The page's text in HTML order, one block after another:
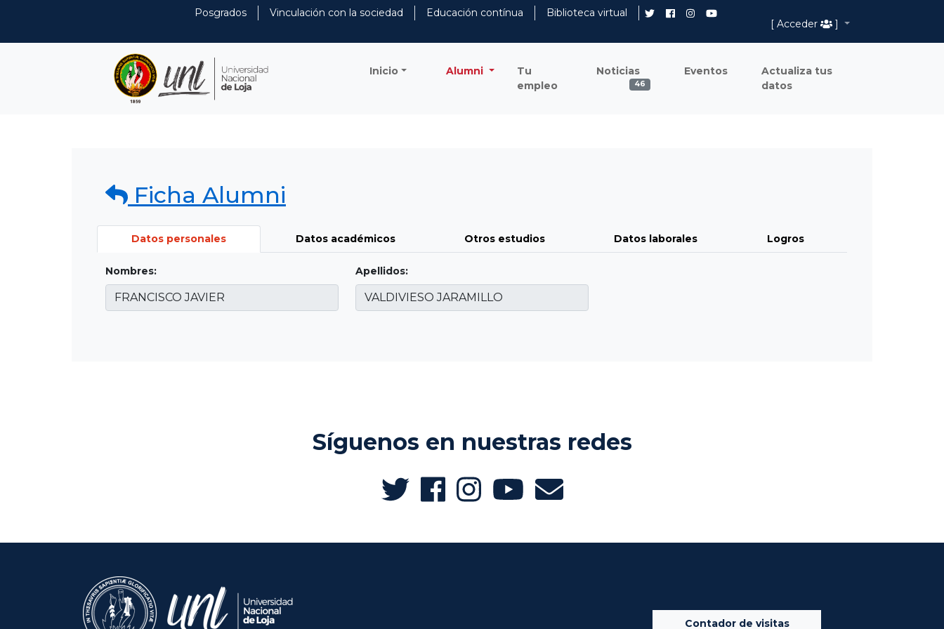
Posgrados Vinculación con la sociedad Educación contínua
Biblioteca virtual
[ Acceder
]
Inicio Alumni
Tu
empleo
Noticias
46
Eventos
Actualiza tus
datos
Ficha Alumni
Datos personales Datos académicos Otros estudios Datos laborales Logros
Nombres: Apellidos:
Síguenos en nuestras redes
Contador de visitas